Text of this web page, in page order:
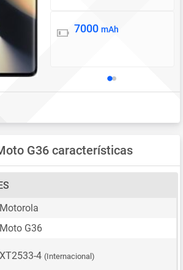
Batería
7000 mAh
G36 características
Motorola
Moto G36
XT2533-4 (Internacional)